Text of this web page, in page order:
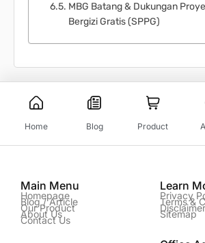
MBG Batang & Dukungan
Bergizi Gratis (SPPG)
Home Blog Product
Main Menu
Homepage
Blog / Article
Our Product
About Us
Contact Us
Learn
Privacy
Terms &
Disclaimer
Sitemap